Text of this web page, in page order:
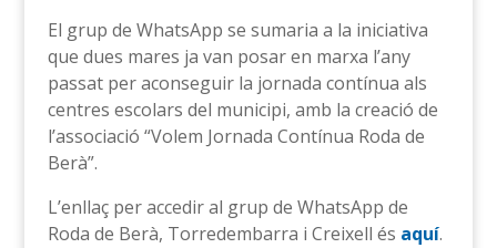
El grup de WhatsApp se sumaria a la iniciativa
que dues mares ja van posar en marxa l’any
passat per aconseguir la jornada contínua als
centres escolars del municipi, amb la creació de
l’associació “Volem Jornada Contínua Roda de
Berà”.
L’enllaç per accedir al grup de WhatsApp de
Roda de Berà, Torredembarra i Creixell és aquí.